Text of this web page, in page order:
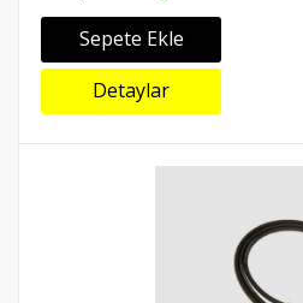
Sepete Ekle
Detaylar